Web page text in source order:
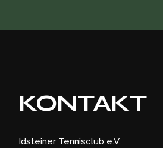
KONTAKT
Idsteiner Tennisclub e.V.